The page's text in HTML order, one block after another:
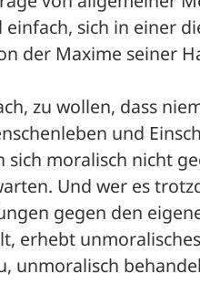
sich in einer
der Maxime seiner
zu wollen, dass
und
sich moralisch nicht
Und wer es
gegen den
erhebt
unmoralisch